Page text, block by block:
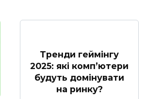
Тренди геймінгу
2025: які комп’ютери
будуть домінувати
на ринку?